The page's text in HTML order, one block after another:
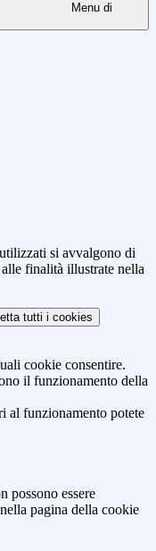
Menu di
si avvalgono di
finalità illustrate nella
tutti i cookies
cookie consentire.
il funzionamento della
al funzionamento potete
possono essere
pagina della cookie